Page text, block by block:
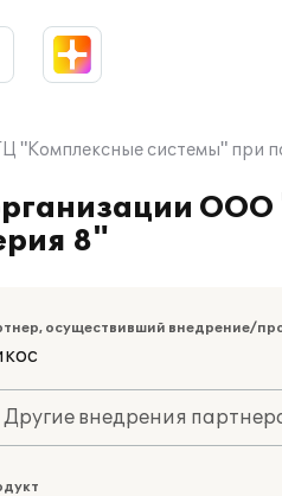
"Комплексные системы" при
8"
осуществивший внедрение/
Другие внедрения